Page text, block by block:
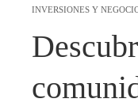
INVERSIONES Y